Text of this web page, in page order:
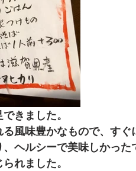
きました。
風味豊かなもので、す
ヘルシーで美味しかった
れました。